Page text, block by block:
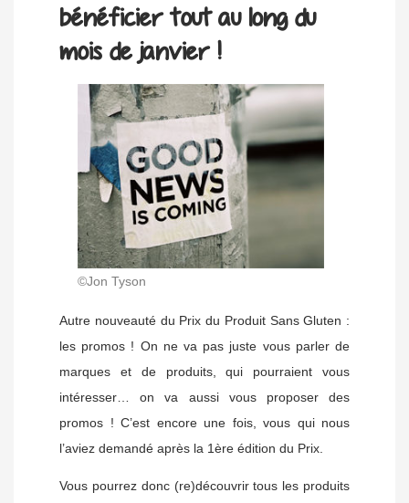
bénéficier tout au long du
mois de janvier !
©Jon Tyson
Autre nouveauté du Prix du Produit Sans Gluten :
les promos ! On ne va pas juste vous parler de
marques et de produits, qui pourraient vous
intéresser… on va aussi vous proposer des
promos ! C’est encore une fois, vous qui nous
l’aviez demandé après la 1ère édition du Prix.
Vous pourrez donc (re)découvrir tous les produits